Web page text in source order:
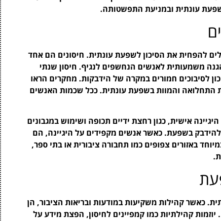
עונתית ובמניעת התפשטותה.
להפחית את הסיכון לשפעת עונתית. חיסונים הם אחד
משמעותית לאנשים הנחשפים לנגיף. חיסון שנתי
לסיבוכים חמורים במקרה של הידבקות. מחקרים הראו
התחלואה והמוות בשפעת עונתית. ככל שכמות האנשים
אישית, כגון רחצת ידיים תכופה ושימוש במגבונים
בשפעת. כאשר אנשים מקפידים על היגיינה, הם
באזורים צפופים כמו תחבורה ציבורית או בתי ספר,
כאשר קהילות משקיעות במודעות ובריאות הציבור, הן
קהילתיות כמו קמפיינים לחיסון, הפצת מידע על